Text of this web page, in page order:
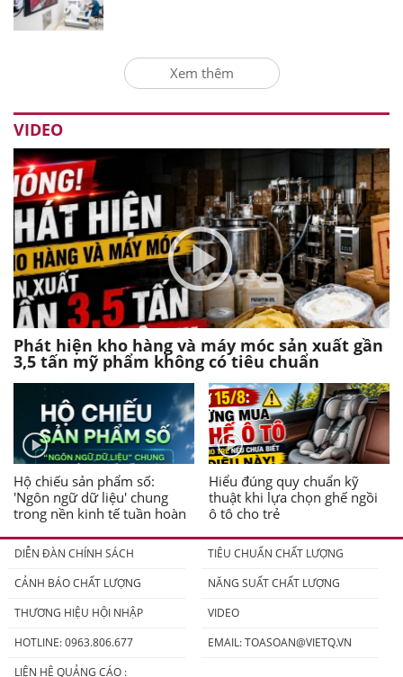
Xem thêm
VIDEO
Phát hiện kho hàng và máy móc sản xuất gần
3,5 tấn mỹ phẩm không có tiêu chuẩn
Hộ chiếu sản phẩm số:
'Ngôn ngữ dữ liệu' chung
trong nền kinh tế tuần hoàn
Hiểu đúng quy chuẩn kỹ
thuật khi lựa chọn ghế ngồi
ô tô cho trẻ
DIỄN ĐÀN CHÍNH SÁCH
TIÊU CHUẨN CHẤT LƯỢNG
CẢNH BÁO CHẤT LƯỢNG
NĂNG SUẤT CHẤT LƯỢNG
THƯƠNG HIỆU HỘI NHẬP
VIDEO
HOTLINE: 0963.806.677
EMAIL:TOASOAN@VIETQ.VN
LIÊN HỆ QUẢNG CÁO :